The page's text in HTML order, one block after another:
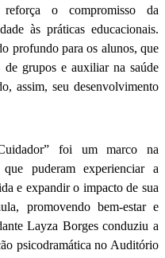
o compromisso da
às práticas educacionais.
profundo para os alunos, que
de grupos e auxiliar na saúde
assim, seu desenvolvimento
foi um marco na
puderam experienciar a
e expandir o impacto de sua
promovendo bem-estar e
Layza Borges conduziu a
psicodramática no Auditório